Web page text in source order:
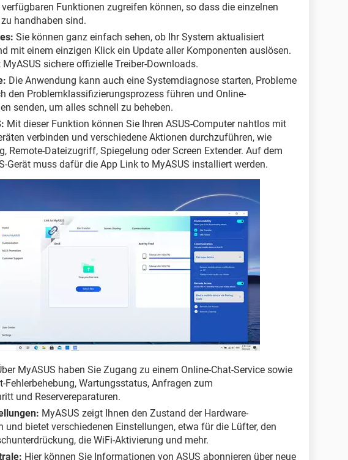
Funktionen zugreifen können, so dass die einzelnen
handhaben sind.
Sie können ganz einfach sehen, ob Ihr System aktualisiert
mit einem einzigen Klick ein Update aller Komponenten auslösen.
sichere offizielle Treiber-Downloads.
Die Anwendung kann auch eine Systemdiagnose starten, Probleme
den Problemklassifizierungsprozess führen und Online-
senden, um alles schnell zu beheben.
Mit dieser Funktion können Sie Ihren ASUS-Computer nahtlos mit
verbinden und verschiedene Aktionen durchzuführen, wie
Remote-Dateizugriff, Spiegelung oder Screen Extender. Auf dem
Gerät muss dafür die App Link to MyASUS installiert werden.
MyASUS haben Sie Zugang zu einem Online-Chat-Service sowie
Fehlerbehebung, Wartungsstatus, Anfragen zum
und Reservereparaturen.
MyASUS zeigt Ihnen den Zustand der Hardware-
und bietet verschiedenen Einstellungen, etwa für die Lüfter, den
die WiFi-Aktivierung und mehr.
Hier können Sie Informationen von ASUS abonnieren über neue